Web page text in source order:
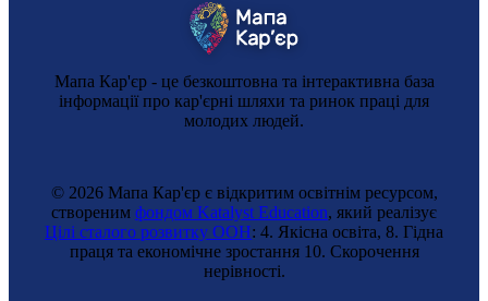
Інженерка з транспорту
Мапа Кар'єр - це безкоштовна та інтерактивна база
інформації про кар'єрні шляхи та ринок праці для
молодих людей.
© 2026 Мапа Кар'єр є відкритим освітнім ресурсом,
створеним фондом Katalyst Education, який реалізує
Цілі сталого розвитку ООН: 4. Якісна освіта, 8. Гідна
праця та економічне зростання 10. Cкорочення
нерівності.